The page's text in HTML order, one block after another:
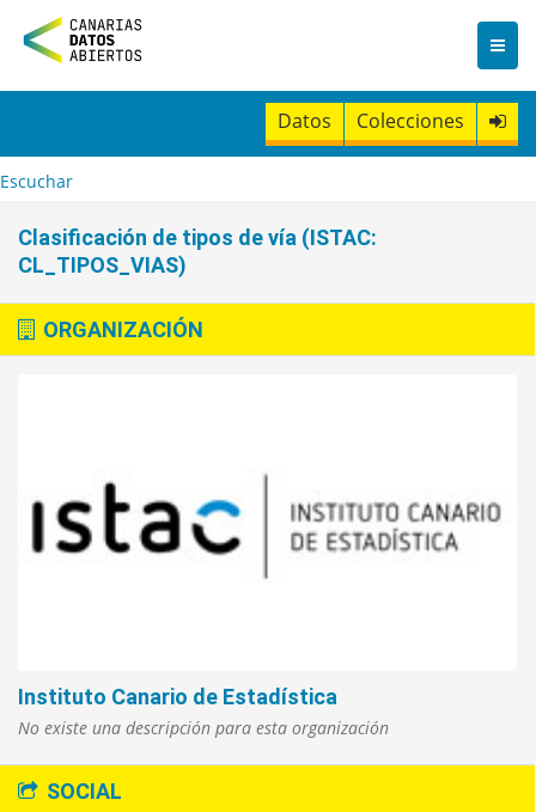
n
t
o
Datos Colecciones
Escuchar
Clasificación de tipos de vía (ISTAC:
CL_TIPOS_VIAS)
ORGANIZACIÓN
Instituto Canario de Estadística
No existe una descripción para esta organización
SOCIAL